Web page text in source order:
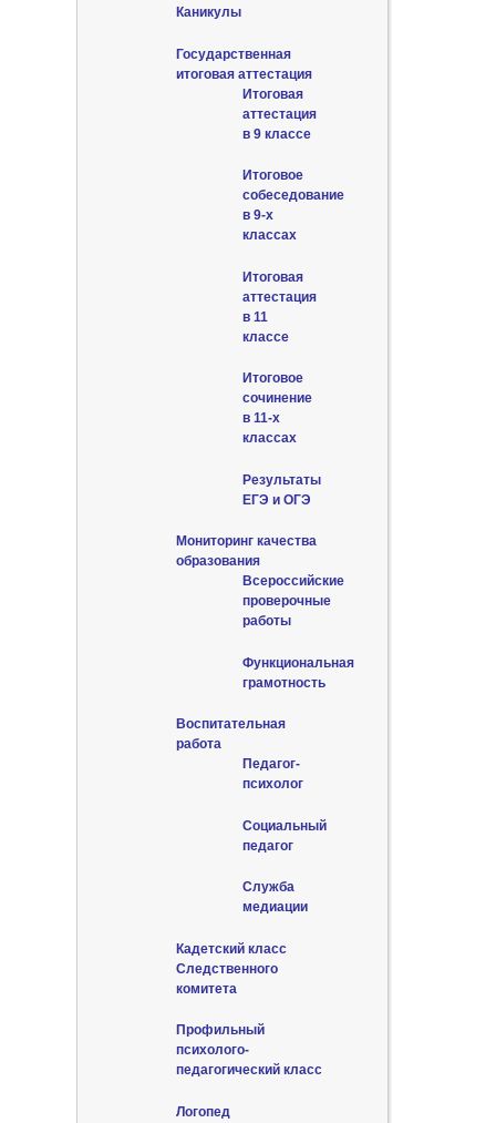
Каникулы
Государственная
итоговая аттестация
Итоговая
аттестация
в 9 классе
Итоговое
собеседование
в 9-х
классах
Итоговая
аттестация
в 11
классе
Итоговое
сочинение
в 11-х
классах
Результаты
ЕГЭ и ОГЭ
Мониторинг качества
образования
Всероссийские
проверочные
работы
Функциональная
грамотность
Воспитательная
работа
Педагог-
психолог
Социальный
педагог
Служба
медиации
Кадетский класс
Следственного
комитета
Профильный
психолого-
педагогический класс
Логопед